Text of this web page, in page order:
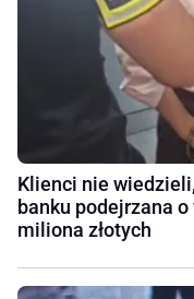
Klienci nie
banku podejrzana
miliona złotych